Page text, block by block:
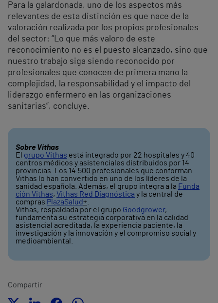
Para la galardonada, uno de los aspectos más
relevantes de esta distinción es que nace de la
valoración realizada por los propios profesionales
del sector: “Lo que más valoro de este
reconocimiento no es el puesto alcanzado, sino que
nuestro trabajo siga siendo reconocido por
profesionales que conocen de primera mano la
complejidad, la responsabilidad y el impacto del
liderazgo enfermero en las organizaciones
sanitarias”, concluye.
Sobre Vithas
El grupo Vithas está integrado por 22 hospitales y 40
centros médicos y asistenciales distribuidos por 14
provincias. Los 14.500 profesionales que conforman
Vithas lo han convertido en uno de los líderes de la
sanidad española. Además, el grupo integra a la Funda
ción Vithas, Vithas Red Diagnóstica y la central de
compras PlazaSalud+
Vithas, respaldada por el grupo Goodgrower,
fundamenta su estrategia corporativa en la calidad
asistencial acreditada, la experiencia paciente, la
investigación y la innovación y el compromiso social y
medioambiental.
Compartir